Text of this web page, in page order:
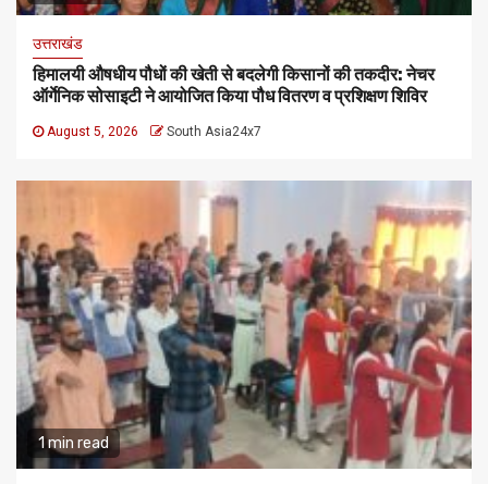
उत्तराखंड
हिमालयी औषधीय पौधों की खेती से बदलेगी किसानों की तकदीर: नेचर
ऑर्गेनिक सोसाइटी ने आयोजित किया पौध वितरण व प्रशिक्षण शिविर
August 5, 2026 South Asia24x7
1 min read